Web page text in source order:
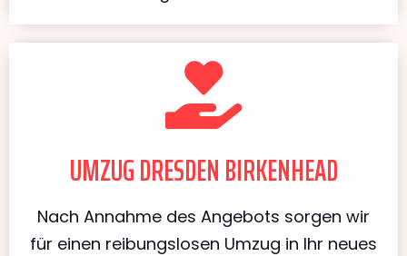
UMZUG DRESDEN BIRKENHEAD
Nach Annahme des Angebots sorgen wir
für einen reibungslosen Umzug in Ihr neues